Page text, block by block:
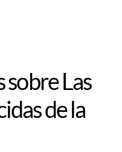
sobre Las
de la